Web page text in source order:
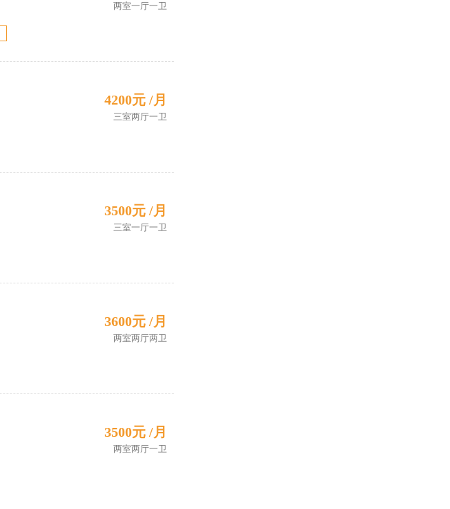
两室一厅一卫
4200元 /月
三室两厅一卫
3500元 /月
三室一厅一卫
3600元 /月
两室两厅两卫
3500元 /月
两室两厅一卫